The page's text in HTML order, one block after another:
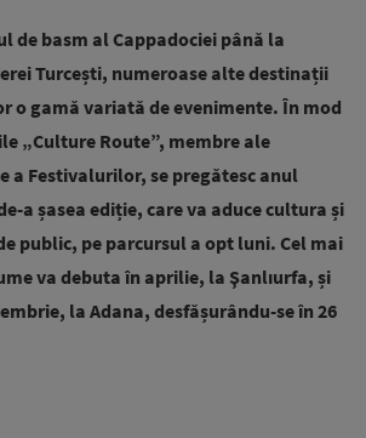
de basm al Cappadociei până la
Turcești, numeroase alte destinații
o gamă variată de evenimente. În mod
„Culture Route”, membre ale
a Festivalurilor, se pregătesc anul
a șasea ediție, care va aduce cultura și
public, pe parcursul a opt luni. Cel mai
va debuta în aprilie, la Şanlıurfa, și
la Adana, desfășurându-se în 26